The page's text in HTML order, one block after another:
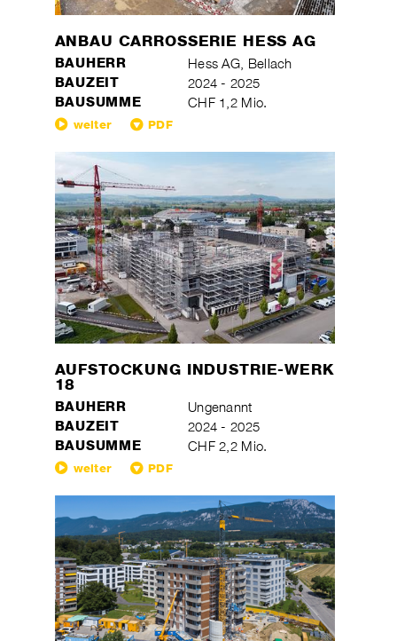
ANBAU CARROSSERIE HESS AG
BAUHERR Hess AG, Bellach
BAUZEIT 2024 - 2025
BAUSUMME CHF 1,2 Mio.
weiter PDF
AUFSTOCKUNG INDUSTRIE-WERK
18
BAUHERR Ungenannt
BAUZEIT 2024 - 2025
BAUSUMME CHF 2,2 Mio.
weiter PDF